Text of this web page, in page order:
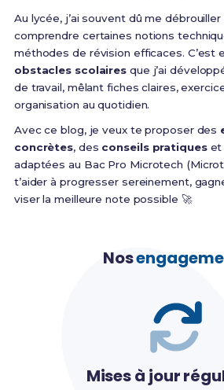
Au lycée, j’ai souvent dû me
comprendre certaines notions
méthodes de révision efficaces. C’est
obstacles scolaires que j’ai
de travail, mêlant fiches claires,
organisation au quotidien.
Avec ce blog, je veux te proposer des
concrètes, des conseils pratiqueset
adaptées au Bac Pro Microtech
t’aider à progresser sereinement,
viser la meilleure note possible 🚀
Nos
Mises à jour